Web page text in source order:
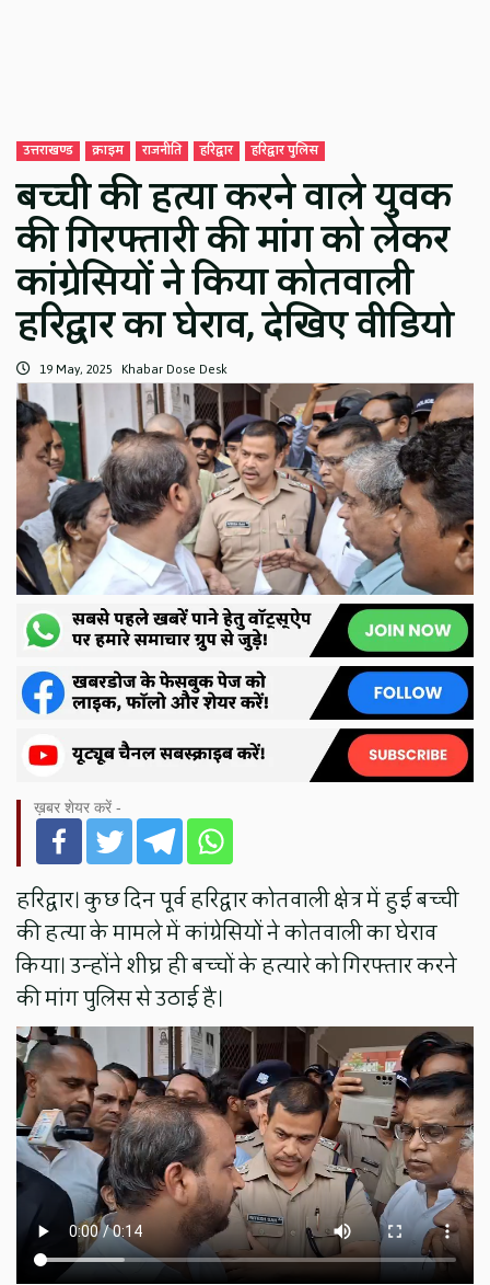
उत्तराखण्ड क्राइम राजनीति हरिद्वार हरिद्वार पुलिस
बच्ची की हत्या करने वाले युवक
की गिरफ्तारी की मांग को लेकर
कांग्रेसियों ने किया कोतवाली
हरिद्वार का घेराव, देखिए वीडियो
19 May, 2025 Khabar Dose Desk
ख़बर शेयर करें -
हरिद्वार। कुछ दिन पूर्व हरिद्वार कोतवाली क्षेत्र में हुई बच्ची
की हत्या के मामले में कांग्रेसियों ने कोतवाली का घेराव
किया। उन्होंने शीघ्र ही बच्चों के हत्यारे को गिरफ्तार करने
की मांग पुलिस से उठाई है।